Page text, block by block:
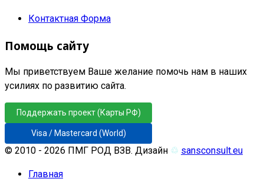
Контактная Форма
Помощь сайту
Мы приветствуем Ваше желание помочь нам в наших
усилиях по развитию сайта.
Поддержать проект (Карты РФ)
Visa / Mastercard (World)
© 2010 - 2026 ПМГ РОД ВЗВ. Дизайн ♲ sansconsult.eu
Главная